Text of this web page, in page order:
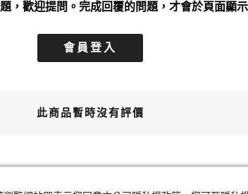
，歡迎提問。完成回覆的問題，才會於頁面顯示
會員登入
此商品暫時沒有評價
©2024 GOBUY CAKE BAKERY.All Rights Reserved